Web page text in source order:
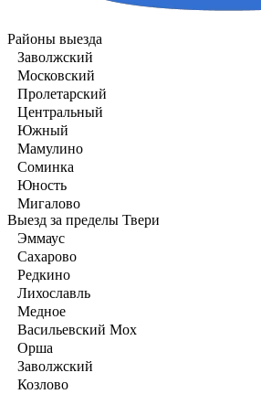
Районы выезда
Заволжский
Московский
Пролетарский
Центральный
Южный
Мамулино
Соминка
Юность
Мигалово
Выезд за пределы Твери
Эммаус
Сахарово
Редкино
Лихославль
Медное
Васильевский Мох
Орша
Заволжский
Козлово